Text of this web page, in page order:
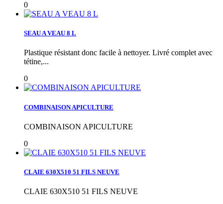
0
SEAU A VEAU 8 L
Plastique résistant donc facile à nettoyer. Livré complet avec
tétine,...
0
COMBINAISON APICULTURE
COMBINAISON APICULTURE
0
CLAIE 630X510 51 FILS NEUVE
CLAIE 630X510 51 FILS NEUVE